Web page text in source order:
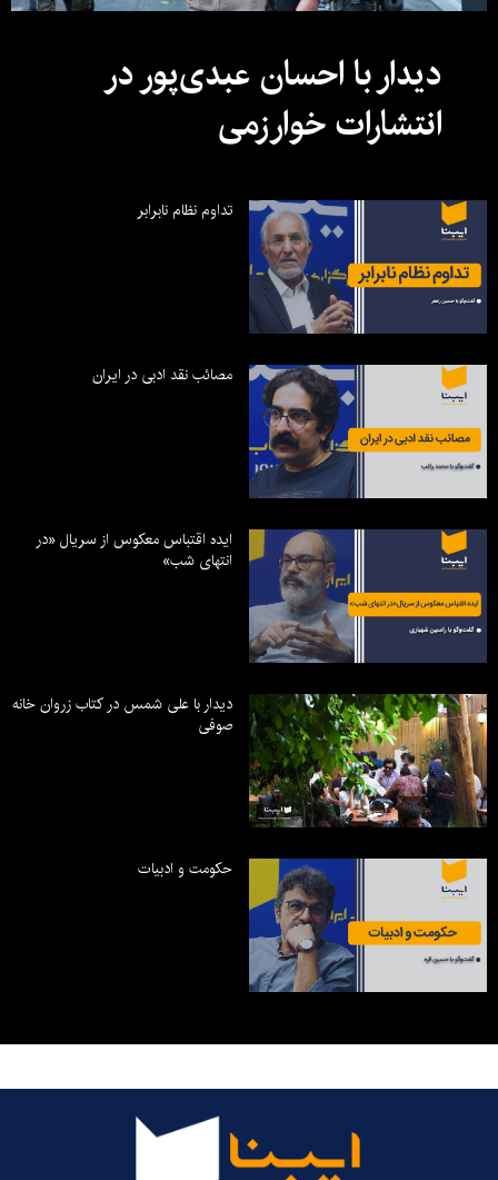
دیدار با احسان عبدی‌پور در
انتشارات خوارزمی
تداوم نظام نابرابر
مصائب نقد ادبی در ایران
ایده اقتباس معکوس از سریال «در
انتهای شب»
دیدار با علی شمس در کتاب زروان خانه
صوفی
حکومت و ادبیات